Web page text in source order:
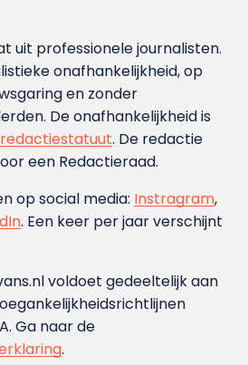
uit professionele journalisten.
onafhankelijkheid, op
en zonder
De onafhankelijkheid is
redactiestatuut. De redactie
een Redactieraad.
op social media: Instragram,
. Een keer per jaar verschijnt
voldoet gedeeltelijk aan
Ga naar de
.